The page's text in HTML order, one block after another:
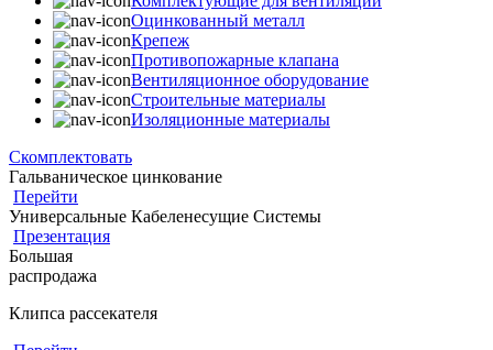
Оцинкованный металл
Крепеж
Противопожарные клапана
Вентиляционное оборудование
Строительные материалы
Изоляционные материалы
Скомплектовать
Гальваническое цинкование
Перейти
Универсальные Кабеленесущие Системы
Презентация
Большая
распродажа
Клипса рассекателя